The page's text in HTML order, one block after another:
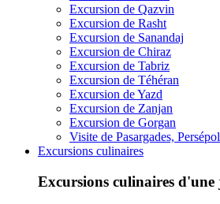
Excursion de Qazvin
Excursion de Rasht
Excursion de Sanandaj
Excursion de Chiraz
Excursion de Tabriz
Excursion de Téhéran
Excursion de Yazd
Excursion de Zanjan
Excursion de Gorgan
Visite de Pasargades,
Excursions culinaires
Excursions culinaires